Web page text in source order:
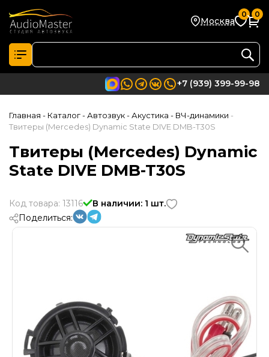
Москва
0 0
+7 (939) 399-99-98
Главная - Каталог- Автозвук- Акустика - ВЧ-динамики -
Твитеры (Mercedes) Dynamic State DIVE DMB-T30S
Твитеры (Mercedes) Dynamic
State DIVE DMB-T30S
Код товара: 13116
В наличии: 1 шт.
Поделиться: